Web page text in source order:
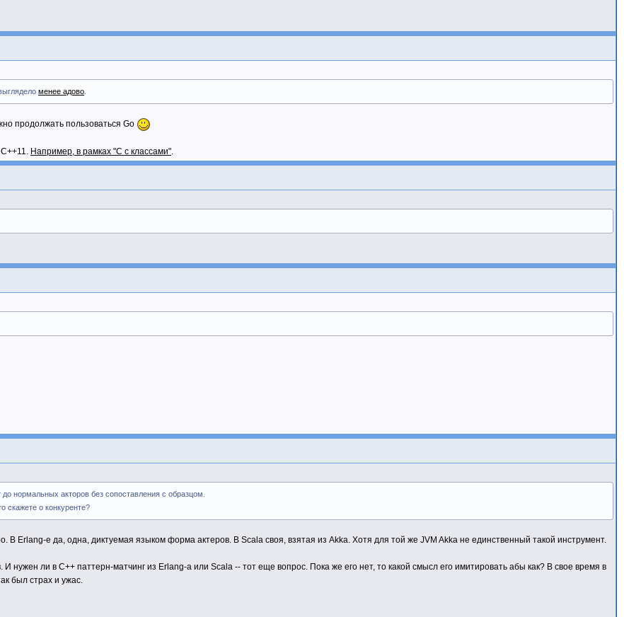
менее адово
продолжать пользоваться Go
Например, в рамках "C с классами"
нормальных акторов без сопоставления с образцом.
скажете о конкуренте?
Erlang-е да, одна, диктуемая языком форма актеров. В Scala своя, взятая из Akka. Хотя для той же JVM Akka не единственный такой инструмент.
нужен ли в С++ паттерн-матчинг из Erlang-а или Scala -- тот еще вопрос. Пока же его нет, то какой смысл его имитировать абы как? В свое время в
был страх и ужас.